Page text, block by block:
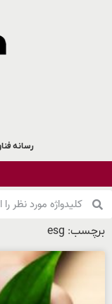
رسانه
برچسب: esg